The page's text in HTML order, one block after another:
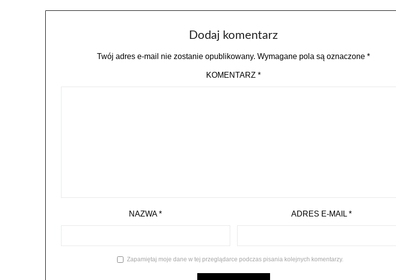
Dodaj komentarz
Twój adres e-mail nie zostanie opublikowany. Wymagane pola są oznaczone*
KOMENTARZ*
NAZWA* ADRES E-MAIL*
Zapamiętaj moje dane w tej przeglądarce podczas pisania kolejnych komentarzy.